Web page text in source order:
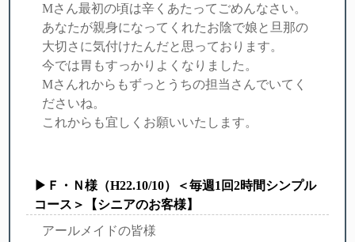
Mさん最初の頃は辛くあたってごめんなさい。
あなたが親身になってくれたお陰で娘と旦那の
大切さに気付けたんだと思っております。
今では胃もすっかりよくなりました。
Mさんれからもずっとうちの担当さんでいてく
ださいね。
これからも宜しくお願いいたします。
▶Ｆ・Ｎ様（H22.10/10）＜毎週1回2時間シンプル
コース＞【シニアのお客様】
アールメイドの皆様